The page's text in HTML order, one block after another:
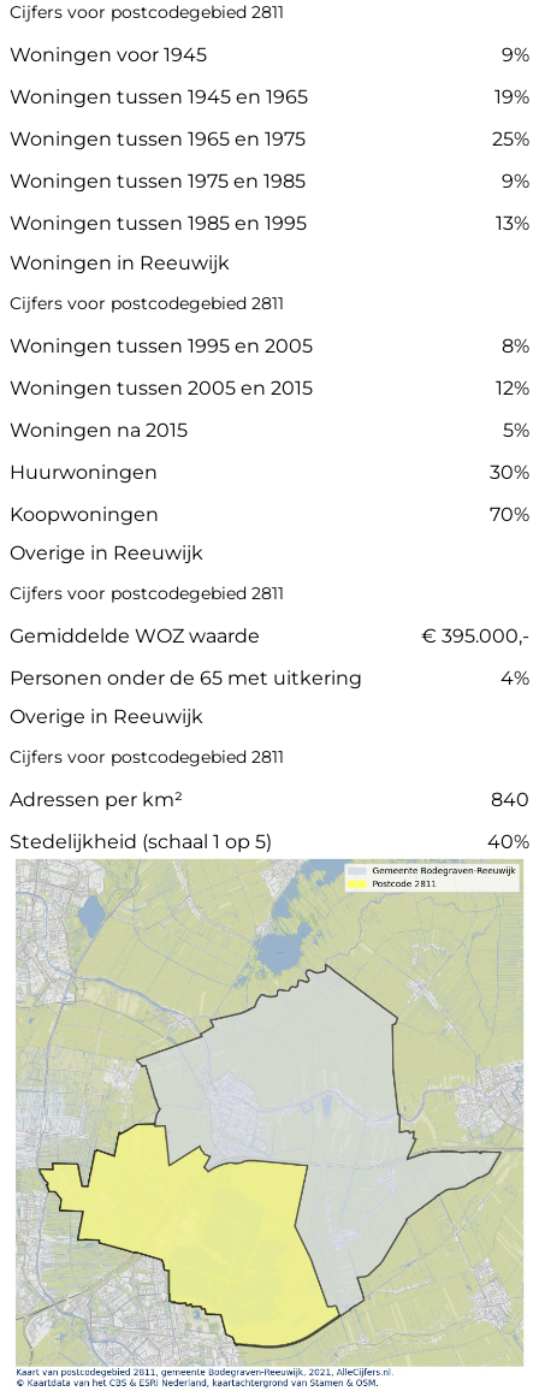
Cijfers voor postcodegebied 2811
Woningen voor 1945
9%
Woningen tussen 1945 en 1965
19%
Woningen tussen 1965 en 1975
25%
Woningen tussen 1975 en 1985
9%
Woningen tussen 1985 en 1995
13%
Woningen in Reeuwijk
Cijfers voor postcodegebied 2811
Woningen tussen 1995 en 2005
8%
Woningen tussen 2005 en 2015
12%
Woningen na 2015
5%
Huurwoningen
30%
Koopwoningen
70%
Overige in Reeuwijk
Cijfers voor postcodegebied 2811
Gemiddelde WOZ waarde
€ 395.000,-
Personen onder de 65 met uitkering
4%
Overige in Reeuwijk
Cijfers voor postcodegebied 2811
Adressen per km²
840
Stedelijkheid (schaal 1 op 5)
40%